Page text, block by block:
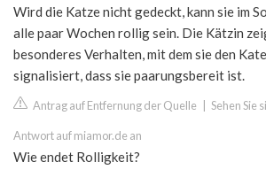
Wird die Katze nicht gedeckt, kann sie im
alle paar Wochen rollig sein. Die Kätzin
besonderes Verhalten, mit dem sie den
signalisiert, dass sie paarungsbereit ist.
Antrag auf Entfernung der Quelle Sehen Sie
Antwort auf miamor.de an
Wie endet Rolligkeit?